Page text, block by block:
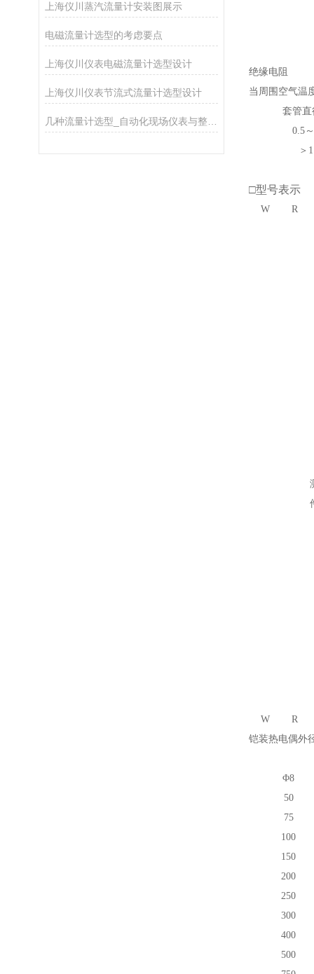
上海仪川蒸汽流量计安装图展示
电磁流量计选型的考虑要点
上海仪川仪表电磁流量计选型设计
上海仪川仪表节流式流量计选型设计
绝缘电阻
当周围空气温
套管直
0.5
＞
□型号表示
W R
W
R
铠装热电偶外
Φ8
50
75
100
150
200
250
300
400
500